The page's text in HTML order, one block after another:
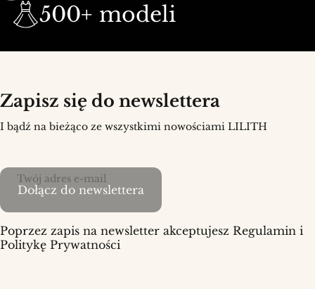
500+ modeli
Zapisz się do newslettera
I bądź na bieżąco ze wszystkimi nowościami LILITH
Twój adres e-mail
Dołącz do newslettera
Poprzez zapis na newsletter akceptujesz Regulamin i
Politykę Prywatności